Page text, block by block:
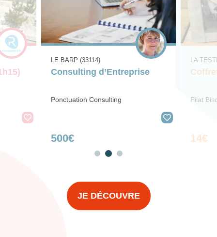
LE BARP (33114)
Consulting d’Entreprise
Ponctuation Consulting
500€
LA
Pilat
14€
JE DÉCOUVRE